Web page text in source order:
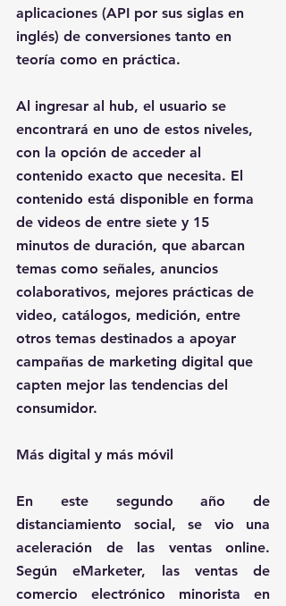
aplicaciones (API por sus siglas en
inglés) de conversiones tanto en
teoría como en práctica.
Al ingresar al hub, el usuario se
encontrará en uno de estos niveles,
con la opción de acceder al
contenido exacto que necesita. El
contenido está disponible en forma
de videos de entre siete y 15
minutos de duración, que abarcan
temas como señales, anuncios
colaborativos, mejores prácticas de
video, catálogos, medición, entre
otros temas destinados a apoyar
campañas de marketing digital que
capten mejor las tendencias del
consumidor.
Más digital y más móvil
En este segundo año de
distanciamiento social, se vio una
aceleración de las ventas online.
Según eMarketer, las ventas de
comercio electrónico minorista en